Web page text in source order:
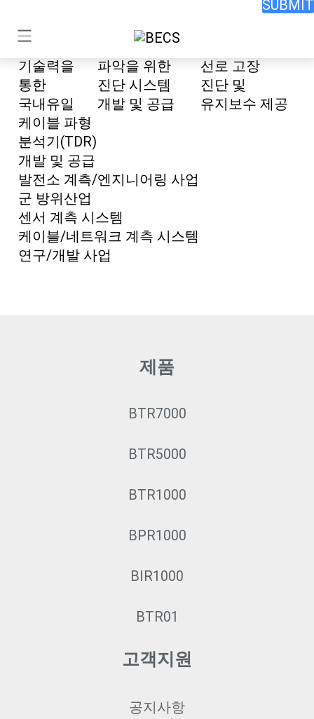
개발
자체
기술력을
통한
국내유일
케이블 파형
분석기(TDR)
개발 및 공급
각종 네트워크
환경의 고장상태
파악을 위한
진단 시스템
개발 및 공급
선로 고장
진단 및
유지보수 제공
발전소 계측/엔지니어링 사업
군 방위산업
센서 계측 시스템
케이블/네트워크 계측 시스템
연구/개발 사업
제품
BTR7000
BTR5000
BTR1000
BPR1000
BIR1000
BTR01
고객지원
공지사항